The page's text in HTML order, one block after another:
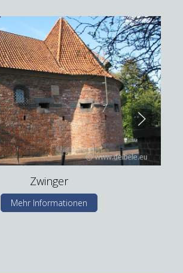
Zwinger
Mehr Informationen